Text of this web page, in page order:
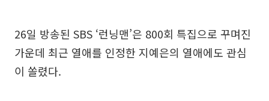
26일 방송된 SBS ‘런닝맨’은 800회 특집으로 꾸며진
가운데 최근 열애를 인정한 지예은의 열애에도 관심
이 쏠렸다.